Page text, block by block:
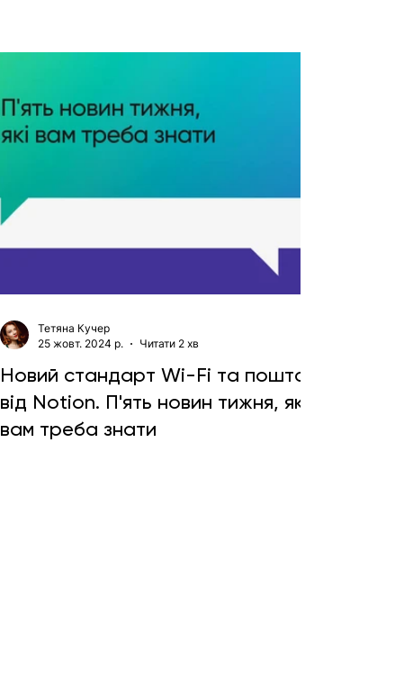
Новий стандарт Wi-Fi та пошта
від Notion. П'ять новин тижня, які
вам треба знати
Тетяна Кучер
25 жовт. 2024 р.
Читати 2 хв